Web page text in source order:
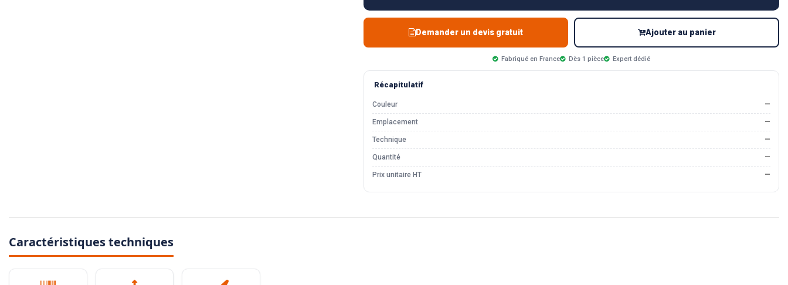
Demander un devis gratuit Ajouter au panier
Fabriqué en France Dès 1 pièce Expert dédié
Récapitulatif
Couleur —
Emplacement —
Technique —
Quantité —
Prix unitaire HT —
Caractéristiques techniques